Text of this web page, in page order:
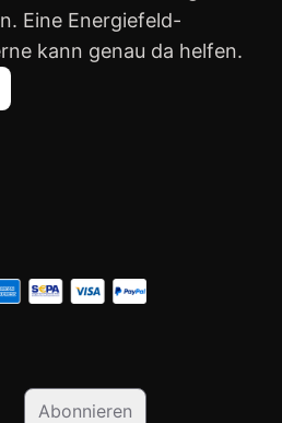
Eine Energiefeld-
kann genau da helfen.
Abonnieren